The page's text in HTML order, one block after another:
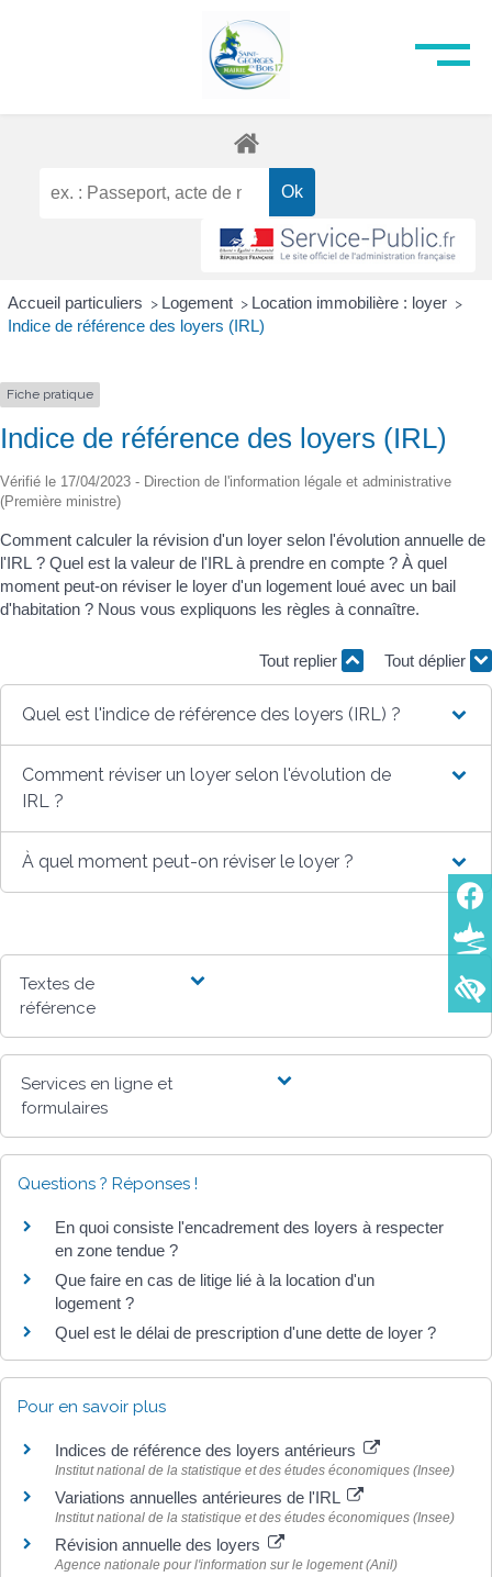
Accueil particuliers > Logement > Location immobilière : loyer >
Indice de référence des loyers (IRL)
Fiche pratique
Indice de référence des loyers (IRL)
Vérifié le 17/04/2023 - Direction de l'information légale et administrative
(Première ministre)
Comment calculer la révision d'un loyer selon l'évolution annuelle de
l'IRL ? Quel est la valeur de l'IRL à prendre en compte ? À quel
moment peut-on réviser le loyer d'un logement loué avec un bail
d'habitation ? Nous vous expliquons les règles à connaître.
Tout replier Tout déplier
Quel est l'indice de référence des loyers (IRL) ?
Comment réviser un loyer selon l'évolution de
IRL ?
À quel moment peut-on réviser le loyer ?
Textes de
référence
Services en ligne et
formulaires
Questions ? Réponses !
En quoi consiste l'encadrement des loyers à respecter
en zone tendue ?
Que faire en cas de litige lié à la location d'un
logement ?
Quel est le délai de prescription d'une dette de loyer ?
Pour en savoir plus
Indices de référence des loyers antérieurs
Institut national de la statistique et des études économiques (Insee)
Variations annuelles antérieures de l'IRL
Institut national de la statistique et des études économiques (Insee)
Révision annuelle des loyers
Agence nationale pour l'information sur le logement (Anil)